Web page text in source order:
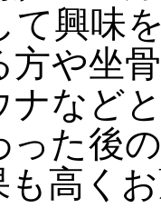
て興味
方や坐
ナなど
った後
も高く